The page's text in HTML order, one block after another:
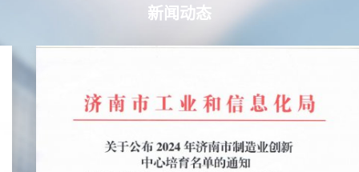
新闻动态